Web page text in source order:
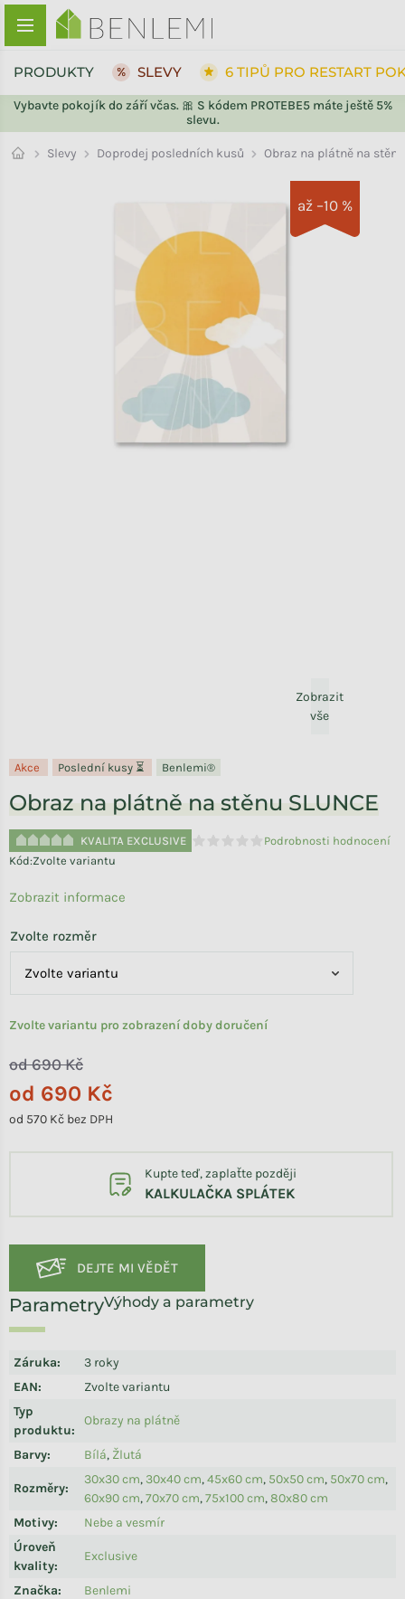
Přejít na obsah
Vybavte pokojík do září včas. 🎀 S kódem PROTEBE5 máte ještě 5%
slevu.
PRODUKTY SLEVY 6 TIPŮ PRO RESTART
Slevy Doprodej posledních kusů Obraz na plátně na stěnu
až –10 %
Zobrazit
vše
Akce Poslední kusy ⏳ Benlemi®
Obraz na plátně na stěnu SLUNCE
KVALITA EXCLUSIVE
Průměrné hodnocení produktu
Podrobnosti hodnocení
Kód:Zvolte variantu
od 690 Kč
od 690 Kč
od 570 Kč bez DPH
Zvolte variantu pro zobrazení doby doručení
Zvolte rozměr
Výhody a parametry
Záruka:
3 roky
EAN:
Zvolte variantu
Typ
produktu:
Obrazy na plátně
Barvy: Bílá, Žlutá
Rozměry:
30x30 cm, 30x40 cm,45x60 cm, 50x50 cm, 50x70 cm,
60x90 cm,70x70 cm,75x100 cm,80x80 cm
Motivy:
Nebe a vesmír
Úroveň
kvality:
Exclusive
Značka:
Benlemi
Kupte teď, zaplaťte později
KALKULAČKA SPLÁTEK
Zobrazit informace
ZPĚT DO OBCHODU
ZPĚT DO OBCHODU